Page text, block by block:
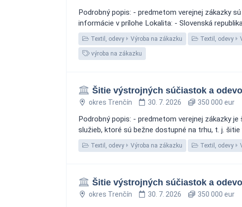
Podrobný popis: - predmetom verejnej zákazky
informácie v prílohe Lokalita: - Slovenská
Textil, odevy Výroba na zákazku Textil, odevy
výroba na zákazku
Šitie výstrojných súčiastok a
okres Trenčín 30. 7. 2026 350 000 eur
Podrobný popis: - predmetom verejnej zákazky
služieb, ktoré sú bežne dostupné na trhu, t. j.
Textil, odevy Výroba na zákazku Textil, odevy
Šitie výstrojných súčiastok a
okres Trenčín 30. 7. 2026 350 000 eur